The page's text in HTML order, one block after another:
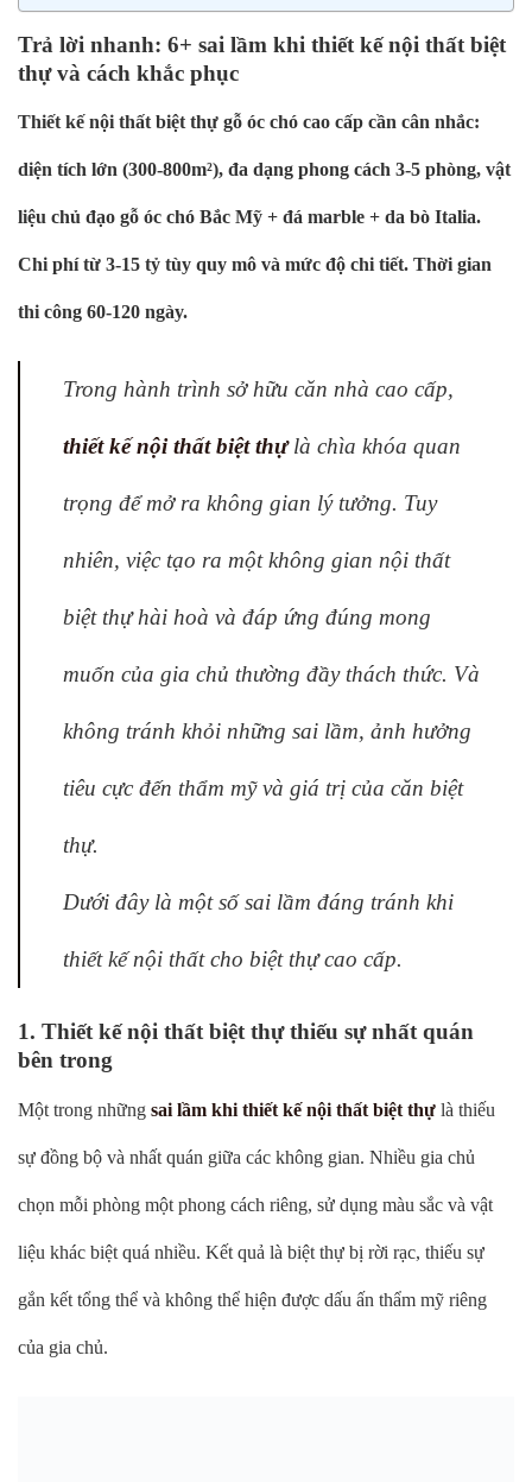
Trả lời nhanh: 6+ sai lầm khi thiết kế nội thất biệt
thự và cách khắc phục
Thiết kế nội thất biệt thự gỗ óc chó cao cấp cần cân nhắc:
diện tích lớn (300-800m²), đa dạng phong cách 3-5 phòng, vật
liệu chủ đạo gỗ óc chó Bắc Mỹ + đá marble + da bò Italia.
Chi phí từ 3-15 tỷ tùy quy mô và mức độ chi tiết. Thời gian
thi công 60-120 ngày.
Trong hành trình sở hữu căn nhà cao cấp,
thiết kế nội thất biệt thựlà chìa khóa quan
trọng để mở ra không gian lý tưởng. Tuy
nhiên, việc tạo ra một không gian nội thất
biệt thự hài hoà và đáp ứng đúng mong
muốn của gia chủ thường đầy thách thức. Và
không tránh khỏi những sai lầm, ảnh hưởng
tiêu cực đến thẩm mỹ và giá trị của căn biệt
thự.
Dưới đây là một số sai lầm đáng tránh khi
thiết kế nội thất cho biệt thự cao cấp.
1. Thiết kế nội thất biệt thự thiếu sự nhất quán
bên trong
Một trong những sai lầm khi thiết kế nội thất biệt thự là thiếu
sự đồng bộ và nhất quán giữa các không gian. Nhiều gia chủ
chọn mỗi phòng một phong cách riêng, sử dụng màu sắc và vật
liệu khác biệt quá nhiều. Kết quả là biệt thự bị rời rạc, thiếu sự
gắn kết tổng thể và không thể hiện được dấu ấn thẩm mỹ riêng
của gia chủ.